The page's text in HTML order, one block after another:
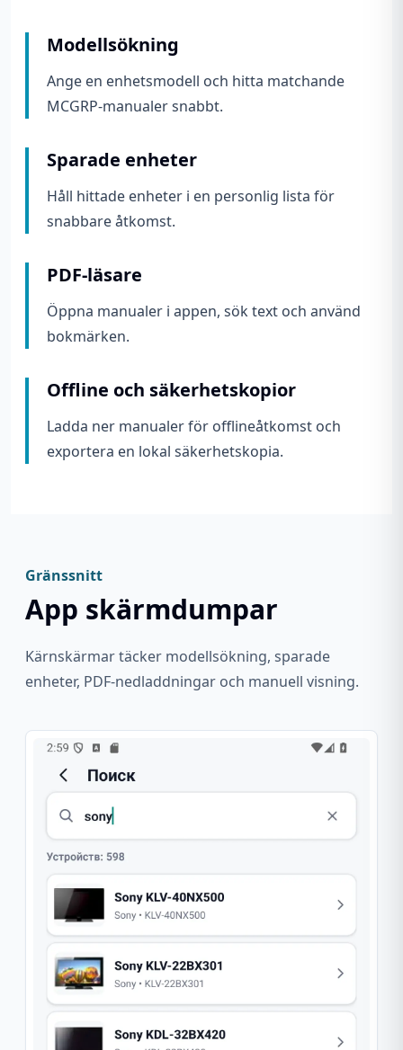
Modellsökning
Ange en enhetsmodell och hitta matchande
MCGRP-manualer snabbt.
Sparade enheter
Håll hittade enheter i en personlig lista för
snabbare åtkomst.
PDF-läsare
Öppna manualer i appen, sök text och använd
bokmärken.
Offline och säkerhetskopior
Ladda ner manualer för offlineåtkomst och
exportera en lokal säkerhetskopia.
Gränssnitt
App skärmdumpar
Kärnskärmar täcker modellsökning, sparade
enheter, PDF-nedladdningar och manuell visning.